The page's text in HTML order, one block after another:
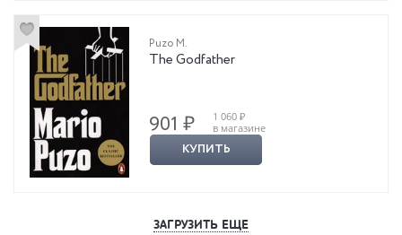
Puzo M.
The Godfather
901 ₽
1 060 ₽
в магазине
КУПИТЬ
ЗАГРУЗИТЬ ЕЩЕ